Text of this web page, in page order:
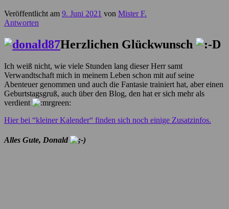
Veröffentlicht am 9. Juni 2021 von Mister F.
Antworten
Herzlichen Glückwunsch
Ich weiß nicht, wie viele Stunden lang dieser Herr samt
Verwandtschaft mich in meinem Leben schon mit auf seine
Abenteuer genommen und auch die Fantasie trainiert hat, aber einen
Geburtstagsgruß, auch über den Blog, den hat er sich mehr als
verdient
Hier bei “kleiner Kalender“ finden sich noch einige Zusatzinfos.
Alles Gute, Donald